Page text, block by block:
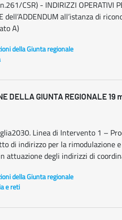
CSR) - INDIRIZZI OPERATIVI
dell’ADDENDUM all’istanza di
A)
della Giunta regionale
DELLA GIUNTA REGIONALE 19
Linea di Intervento 1 –
di indirizzo per la
attuazione degli indirizzi di
della Giunta regionale
e reti